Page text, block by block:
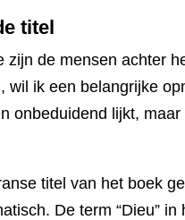
titel
zijn de mensen achter
wil ik een belangrijke
onbeduidend lijkt,
titel van het boek
De term “Dieu”